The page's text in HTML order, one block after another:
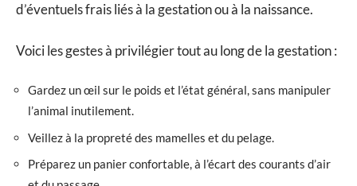
d’éventuels frais liés à la gestation ou à la naissance.
Voici les gestes à privilégier tout au long de la gestation :
Gardez un œil sur le poids et l’état général, sans manipuler
l’animal inutilement.
Veillez à la propreté des mamelles et du pelage.
Préparez un panier confortable, à l’écart des courants d’air